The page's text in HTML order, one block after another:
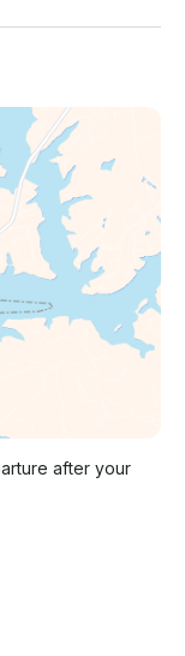
after your